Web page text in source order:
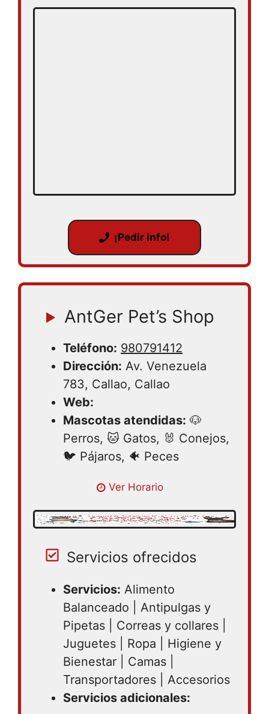
¡Pedir info!
AntGer Pet’s Shop
Teléfono: 980791412
Dirección: Av. Venezuela
783, Callao, Callao
Web:
Mascotas atendidas: 🐶
Perros, 🐱 Gatos, 🐰 Conejos,
🐦 Pájaros, 🐠 Peces
Lunes 09:00 – 21:00 | Martes 09:00 –
09:00 – 21:00 | Viernes 09:00 – 21:00 |
Sabado 09:00 – 21:00
Ver Horario
Servicios ofrecidos
Servicios: Alimento
Balanceado | Antipulgas y
Pipetas | Correas y collares |
Juguetes | Ropa | Higiene y
Bienestar | Camas |
Transportadores | Accesorios
Servicios adicionales: